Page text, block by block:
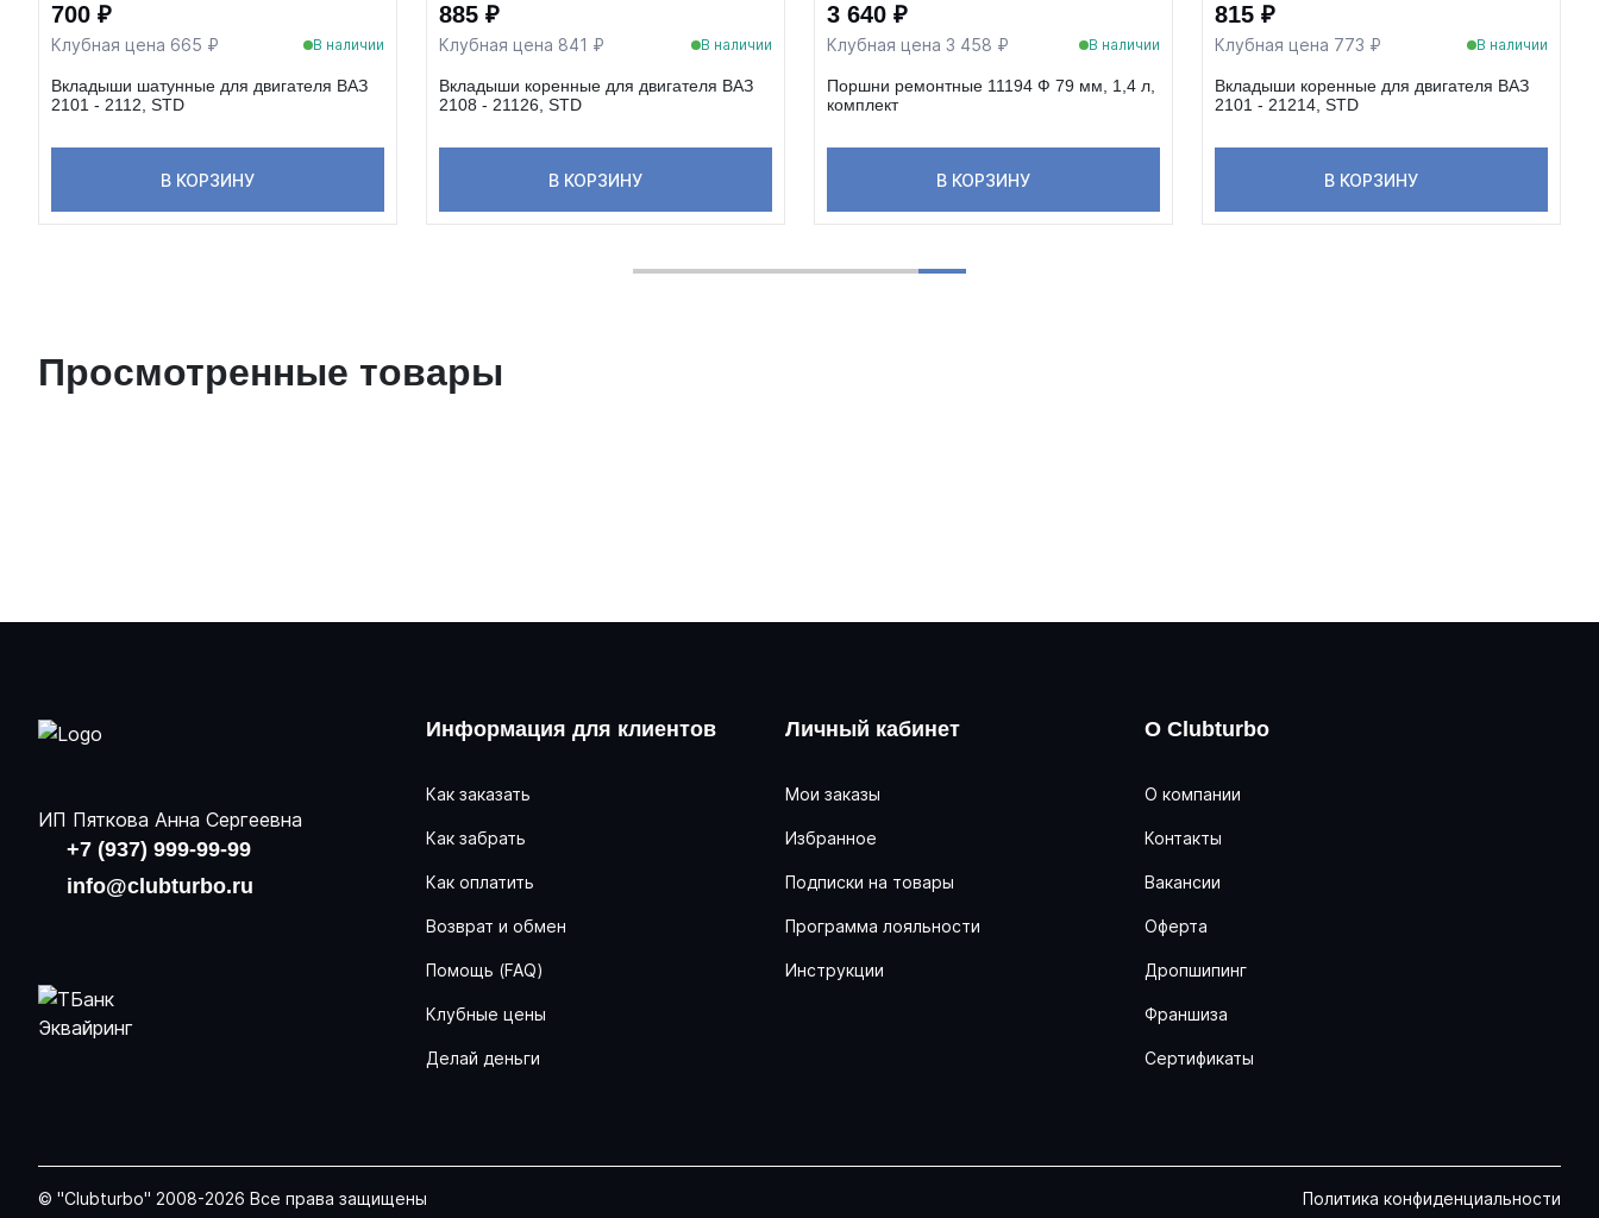
700 ₽
Клубная цена 665 ₽ В наличии
Вкладыши шатунные для двигателя ВАЗ
2101 - 2112, STD
В КОРЗИНУ
885 ₽
Клубная цена 841 ₽ В наличии
Вкладыши коренные для двигателя ВАЗ
2108 - 21126, STD
В КОРЗИНУ
3 640 ₽
Клубная цена 3 458 ₽ В наличии
Поршни ремонтные 11194 Ф 79 мм, 1,4 л,
комплект
В КОРЗИНУ
815 ₽
Клубная цена 773 ₽ В наличии
Вкладыши коренные для двигателя ВАЗ
2101 - 21214, STD
В КОРЗИНУ
Просмотренные товары
ИП Пяткова Анна Сергеевна
+7 (937) 999-99-99
info@clubturbo.ru
Информация для клиентов
Как заказать
Как забрать
Как оплатить
Возврат и обмен
Помощь (FAQ)
Клубные цены
Делай деньги
Личный кабинет
Мои заказы
Избранное
Подписки на товары
Программа лояльности
Инструкции
О Clubturbo
О компании
Контакты
Вакансии
Оферта
Дропшипинг
Франшиза
Сертификаты
© "Clubturbo" 2008-2026 Все права защищены Политика конфиденциальности